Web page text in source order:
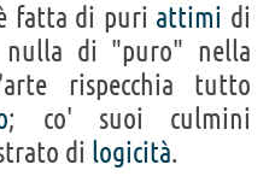
fatta di puri attimi di
di "puro" nella
rispecchia tutto
; co' suoi culmini
di logicità.